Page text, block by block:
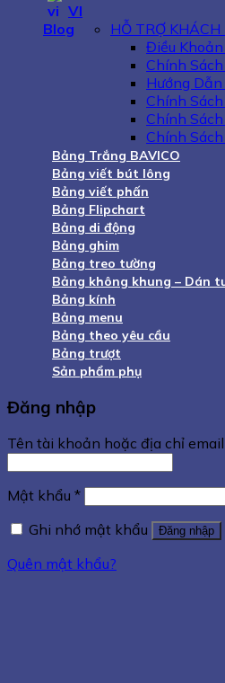
VI
Blog
HỖ TRỢ KHÁCH
Điều
Chính
Hướng
Chính
Chính
Chính
Bảng Trắng BAVICO
Bảng viết bút lông
Bảng viết phấn
Bảng Flipchart
Bảng di động
Bảng ghim
Bảng treo tường
Bảng không khung – Dán
Bảng kính
Bảng menu
Bảng theo yêu cầu
Bảng trượt
Sản phẩm phụ
Đăng nhập
Tên tài khoản hoặc địa chỉ email
Mật khẩu *
Ghi nhớ mật khẩu
Đăng nhập
Quên mật khẩu?